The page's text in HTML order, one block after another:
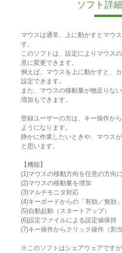
ソフト詳
マウスは通常、上に動かすとマウ
す。
このソフトは、設定によりマウス
意に変更できます。
例えば、マウスを上に動かすと、
設定できます。
また、マウスの移動量が物足りな
増加もできます。
登録ユーザーの方は、キー操作か
ようになります。
静かに作業したいときや、マウス
と思います。
【機能】
(1)マウスの移動方向を任意の方向
(2)マウスの移動量を増加
(3)マルチモニタ対応
(4)キーボードからの「有効／無効
(5)自動起動（スタートアップ）
(6)設定ファイルによる設定値保持
(7)キー操作からクリック操作（割
※このソフトはシェアウェアです